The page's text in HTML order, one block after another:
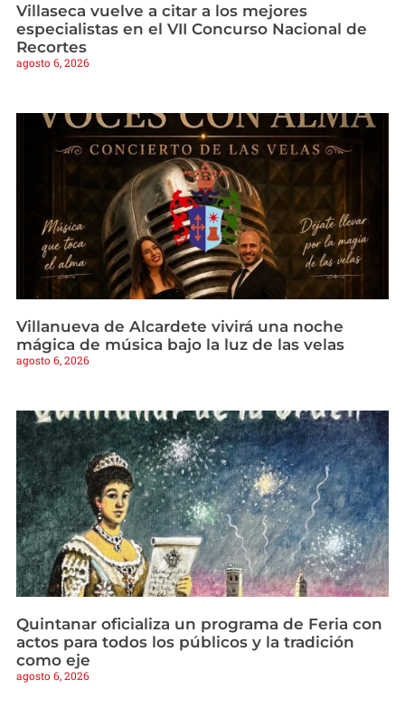
Villaseca vuelve a citar a los mejores
especialistas en el VII Concurso Nacional de
Recortes
agosto 6, 2026
Villanueva de Alcardete vivirá una noche
mágica de música bajo la luz de las velas
agosto 6, 2026
Quintanar oficializa un programa de Feria con
actos para todos los públicos y la tradición
como eje
agosto 6, 2026